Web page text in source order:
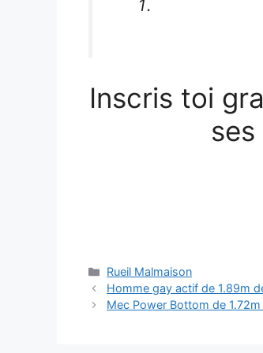
Inscris toi
Catégories
Rueil Malmaison
Homme gay actif de 1.89m
Mec Power Bottom de